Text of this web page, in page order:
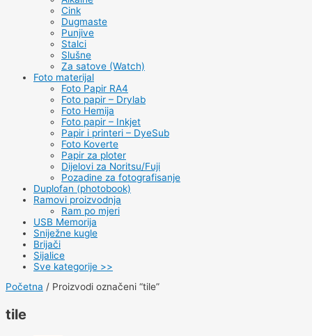
Cink
Dugmaste
Punjive
Stalci
Slušne
Za satove (Watch)
Foto materijal
Foto Papir RA4
Foto papir – Drylab
Foto Hemija
Foto papir – Inkjet
Papir i printeri – DyeSub
Foto Koverte
Papir za ploter
Dijelovi za Noritsu/Fuji
Pozadine za fotografisanje
Duplofan (photobook)
Ramovi proizvodnja
Ram po mjeri
USB Memorija
Sniježne kugle
Brijači
Sijalice
Sve kategorije >>
Početna / Proizvodi označeni “tile”
tile